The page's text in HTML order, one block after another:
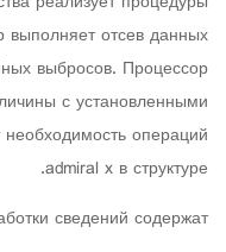
отсев данных
выбросов. Процессор
с установленными
операций
admiral x в структуре.
сведений содержат: